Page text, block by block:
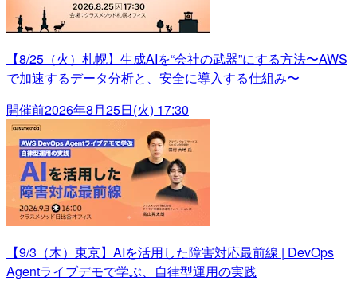
【8/25（火）札幌】生成AIを“会社の武器”にする方法〜AWS
で加速するデータ分析と、安全に導入する仕組み〜
開催前2026年8月25日(火) 17:30
【9/3（木）東京】AIを活用した障害対応最前線 | DevOps
Agentライブデモで学ぶ、自律型運用の実践